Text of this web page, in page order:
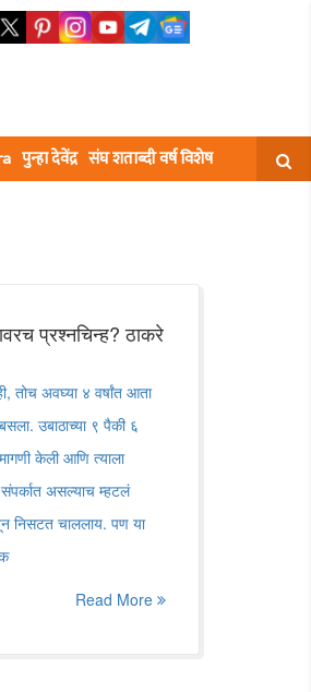
पुन्हा देवेंद्र संघ शताब्दी वर्ष विशेष
प्रश्नचिन्ह? ठाकरे
तोच अवघ्या ४ वर्षांत आता
उबाठाच्या ९ पैकी ६
केली आणि त्याला
असल्याच म्हटलं
निसटत चाललाय. पण या
Read More